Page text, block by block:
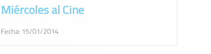
Miércoles al Cine
Fecha: 15/01/2014